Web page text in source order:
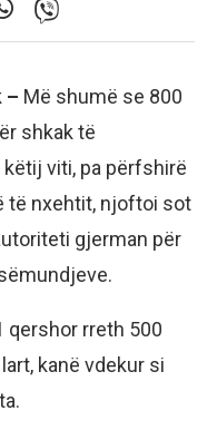
– Më shumë se 800
shkak të
viti, pa përfshirë
të nxehtit, njoftoi sot
gjerman për
qershor rreth 500
kanë vdekur si